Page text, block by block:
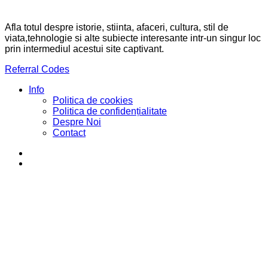
Afla totul despre istorie, stiinta, afaceri, cultura, stil de
viata,tehnologie si alte subiecte interesante intr-un singur loc
prin intermediul acestui site captivant.
Referral Codes
Info
Politica de cookies
Politica de confidențialitate
Despre Noi
Contact